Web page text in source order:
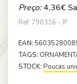
Preço:4,36€
Ref: 790316 - JF
EAN:
TAGS:
STOCK: Poucas